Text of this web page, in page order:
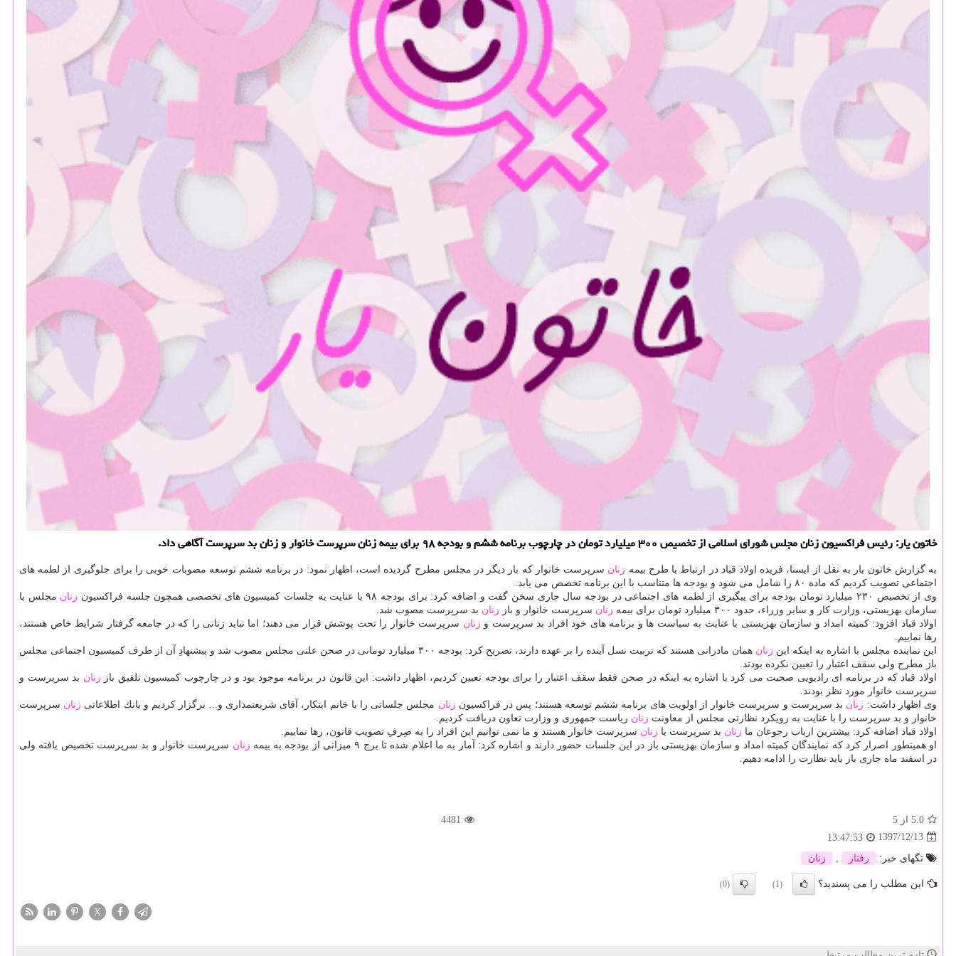
خاتون یار: رئیس فراكسیون زنان مجلس شورای اسلامی از تخصیص ۳۰۰ میلیارد تومان در چارچوب برنامه ششم و بودجه ۹۸ برای بیمه زنان سرپرست خانوار و زنان بد سرپرست آگاهی داد.
به گزارش خاتون یار به نقل از ایسنا، فریده اولاد قباد در ارتباط با طرح بیمه زنان سرپرست خانوار كه بار دیگر در مجلس مطرح گردیده است، اظهار نمود: در برنامه ششم توسعه مصوبات خوبی را برای جلوگیری از لطمه های
اجتماعی تصویب كردیم كه ماده ۸۰ را شامل می شود و بودجه ها متناسب با این برنامه تخصص می یابد.
وی از تخصیص ۲۳۰ میلیارد تومان بودجه برای پیگیری از لطمه های اجتماعی در بودجه سال جاری سخن گفت و اضافه كرد: برای بودجه ۹۸ با عنایت به جلسات كمیسیون های تخصصی همچون جلسه فراكسیون
زنان مجلس با
سازمان بهزیستی، وزارت كار و سایر وزراء، حدود ۳۰۰ میلیارد تومان برای بیمه
زنان سرپرست خانوار و باز زنان بد سرپرست مصوب شد.
اولاد قباد افزود: كمیته امداد و سازمان بهزیستی با عنایت به سیاست ها و برنامه های خود افراد بد سرپرست و زنان سرپرست خانوار را تحت پوشش قرار می دهند؛ اما نباید زنانی را كه در جامعه گرفتار شرایط خاص هستند،
رها نماییم.
این نماینده مجلس با اشاره به اینكه این زنان
همان مادرانی هستند كه تربیت نسل آینده را بر عهده دارند، تصریح كرد: بودجه ۳۰۰ میلیارد تومانی در صحن علنی مجلس مصوب شد و پیشنهادِ آن از طرف كمیسیون اجتماعی مجلس
باز مطرح ولی سقف اعتبار را تعیین نكرده بودند.
اولاد قباد كه در برنامه ای رادیویی صحبت می كرد با اشاره به اینكه در صحن فقط سقف اعتبار را برای بودجه تعیین كردیم، اظهار داشت: این قانون در برنامه موجود بود و در چارچوب كمیسیون تلفیق باز زنان بد سرپرست و
سرپرست خانوار مورد نظر بودند.
وی اظهار داشت: زنان بد سرپرست و سرپرست خانوار از اولویت های برنامه ششم توسعه هستند؛ پس در فراكسیون زنان مجلس جلساتی را با خانم ابتكار، آقای شریعتمداری و... برگزار كردیم و بانك اطلاعاتی زنان سرپرست
خانوار و بد سرپرست را با عنایت به رویكرد نظارتی مجلس از معاونت زنان ریاست جمهوری و وزارت تعاون دریافت كردیم.
اولاد قباد اضافه كرد: بیشترین ارباب رجوعان ما زنان بد سرپرست یا زنان سرپرست خانوار هستند و ما نمی توانیم این افراد را به صِرفِ تصویب قانون، رها نماییم.
او همینطور اصرار كرد كه نمایندگان كمیته امداد و سازمان بهزیستی باز در این جلسات حضور دارند و اشاره كرد: آمار به ما اعلام شده تا برج ۹ میزانی از بودجه به بیمه
زنان سرپرست خانوار و بد سرپرست تخصیص یافته ولی
در اسفند ماه جاری باز باید نظارت را ادامه دهیم.
5.0 از 5
4481
1397/12/13
13:47:53
تگهای خبر:
رفتار زنان
این مطلب را می پسندید؟ (1)
(0)
X